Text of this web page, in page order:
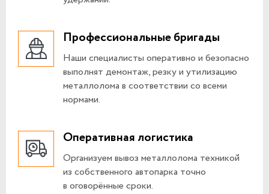
Профессиональные бригады
Наши специалисты оперативно и безопасно
выполнят демонтаж, резку и утилизацию
металлолома в соответствии со всеми
нормами.
Оперативная логистика
Организуем вывоз металлолома техникой
из собственного автопарка точно
в оговорённые сроки.